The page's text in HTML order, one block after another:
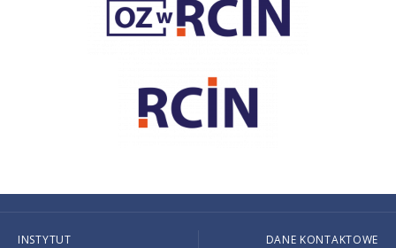
INSTYTUT
DANE KONTAKTOWE